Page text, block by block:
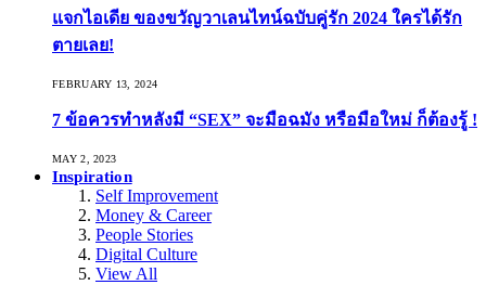
แจกไอเดีย ของขวัญวาเลนไทน์ฉบับคู่รัก 2024 ใครได้รัก
ตายเลย!
FEBRUARY 13, 2024
7 ข้อควรทำหลังมี “SEX” จะมือฉมัง หรือมือใหม่ ก็ต้องรู้ !
MAY 2, 2023
Inspiration
Self Improvement
Money & Career
People Stories
Digital Culture
View All